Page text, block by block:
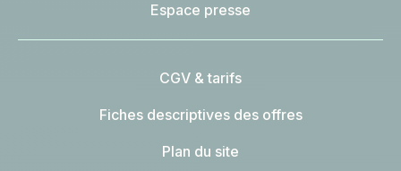
Espace presse
CGV & tarifs
Fiches descriptives des offres
Plan du site